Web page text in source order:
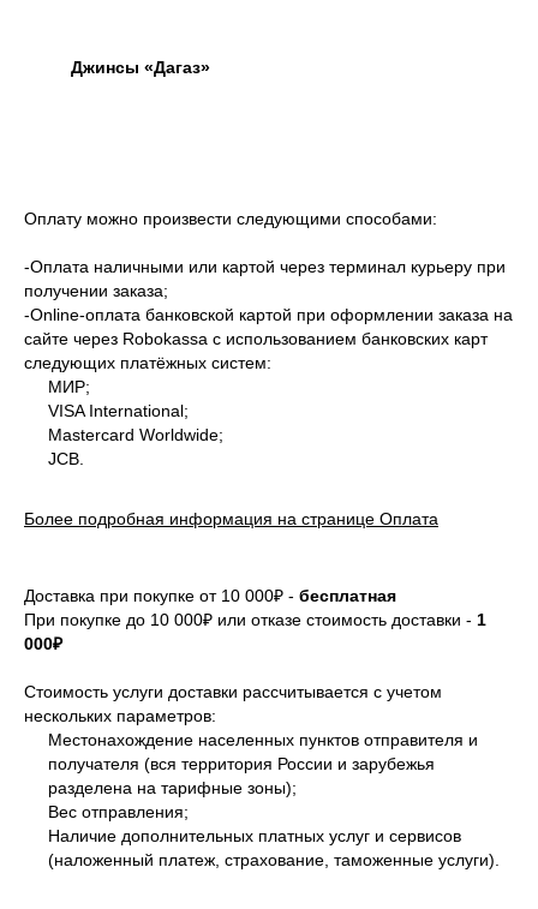
Джинсы «Дагаз»
Оплату можно произвести следующими способами:
-Оплата наличными или картой через терминал курьеру при
получении заказа;
-Оnline-оплата банковской картой при оформлении заказа на
сайте через Robokassa с использованием банковских карт
следующих платёжных систем:
МИР;
VISA International;
Mastercard Worldwide;
JCB.
Более подробная информация на странице Оплата
Доставка при покупке от 10 000₽ - бесплатная
При покупке до 10 000₽ или отказе стоимость доставки - 1
000₽
Стоимость услуги доставки рассчитывается с учетом
нескольких параметров:
Местонахождение населенных пунктов отправителя и
получателя (вся территория России и зарубежья
разделена на тарифные зоны);
Вес отправления;
Наличие дополнительных платных услуг и сервисов
(наложенный платеж, страхование, таможенные услуги).